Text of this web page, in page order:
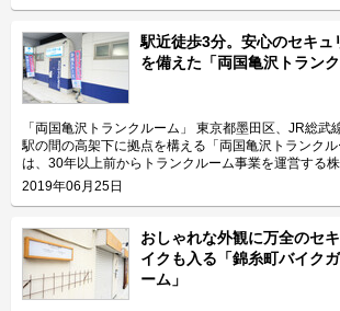
が長くなってしまった場合などでも便利にご利用頂けます。 主
がご利用されているのでしょうか？ 「マリンボックスガレージ一之宮5丁目
店」は高速道路に近いこともあり、建築業者など車で
お客様に多くご利用頂いております。また、「マリン
宮5丁目店」には庫内に電源が付いていて、入口にセ
置しておりますので、寒川町一之宮や寒川町岡田エリ
ー層のお客様にも駐車場代わりにご利用頂いております。 セキュリ
安全面について教えてください。 「マリンボックスガレージ一之宮5丁目
店」では、安心して車やバイクなどを収納頂けるよう
ムの防犯カメラを設置し、各庫内にも専用鍵を設置し
照明と場内照明も設置しており、夜間でも明るく安心
さらに電源付きの庫内で快適に作業を行って頂ける
おります。尚、手洗い水道や水洗トイレも設置するな
にご利用頂けるよう工夫しています。庫内から直接荷
付のしやすい敷地ですので、建築業者さんなどの荷
にも便利にご活用頂けます。 費用や契約について教えてください。 「マリ
ンボックスガレージ一之宮5丁目店」の収納スペース
今回は、株式会社マリンボックスが運営している「
店」の特長や利用用途などをご紹介致します。 「マリンボックス本鵠沼
店」の特長を教えてください。 2階建てのトランクルーム専用施設「マリン
ボックス本鵠沼店」には、施設利用者様専用の駐車場
階のガレージタイプのお部屋であれば車で横づけが可
し入れも簡単に行って頂けます。2階に収納される場
サービスもご利用可能ですのでご高齢の方や女性など
ます。また、部屋には棚板とハンガーパイプを設置し
様のニーズに合わせてご活用ください。 主にどんな方がご利用されている
のでしょうか？ 本鵠沼駅周辺に広がっている住宅街にお住いの方々から多
くご利用いただいております。季節物の洋服や布団
所としてご利用頂いているケースが目立ちます。周辺
タッフによる書類管理などの用途もございます。ま
るとすぐに江の島の海に到着する立地ですので、サ
ーツなどのレジャー用品の収納にもお役立ていただいてお
リティや安全面について教えてください。 「マリンボックス本鵠沼店」で
駅近徒歩3分。安心のセキュ
を備えた「両国亀沢トランク
「両国亀沢トランクルーム」 東京都墨田区、JR総武線の両国駅から錦糸町
駅の間の高架下に拠点を構える「両国亀沢トランク
は、30年以上前からトランクルーム事業を運営する
ス。湘南エリアに本社を構えているため、トランクル
リンブルーに統一されており、0.52帖～3.65帖の48
向、会社の想いなどをご紹介します。 両国亀沢トランクルームの特徴を教
えてください。 セキュリティ面も万全で、駅から徒歩3分かつ高架下なので
頑丈な作りのトランクルームです。最新設備を導入
を使っています。 隣はコンビニエンスストアなので
自転車置き場も隣にあります。駐車場はありませんが
2019年06月25日
おしゃれな外観に万全のセ
イクも入る「錦糸町バイク
ーム」